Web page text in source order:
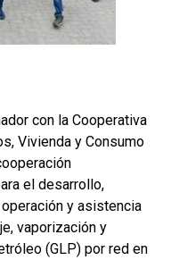
con la Cooperativa
Vivienda y Consumo
el desarrollo,
y asistencia
vaporización y
(GLP) por red en